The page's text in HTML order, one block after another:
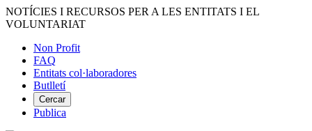
Vés
al
NOTÍCIES I RECURSOS PER A LES ENTITATS I EL
VOLUNTARIAT
Menú
del
compte
d'usuari
Non Profit
FAQ
Entitats col·laboradores
Butlletí
Cercar
Publica